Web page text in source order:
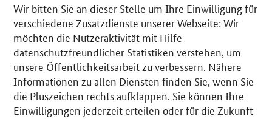
Wir bitten Sie an dieser Stelle um Ihre Einwilligung für
verschiedene Zusatzdienste unserer Webseite: Wir
möchten die Nutzeraktivität mit Hilfe
datenschutzfreundlicher Statistiken verstehen, um
unsere Öffentlichkeitsarbeit zu verbessern. Nähere
Informationen zu allen Diensten finden Sie, wenn Sie
die Pluszeichen rechts aufklappen. Sie können Ihre
Einwilligungen jederzeit erteilen oder für die Zukunft